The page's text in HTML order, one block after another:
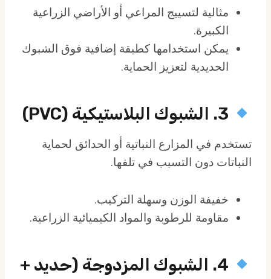
مثالية لتسييج المراعي أو الأراضي الزراعية
الكبيرة.
يمكن استخدامها كطبقة إضافية فوق الشبوك
الحديدية لتعزيز الحماية.
3. الشبوك البلاستيكية (PVC)
تستخدم في المزارع النباتية أو الحدائق لحماية
النباتات دون التسبب في تلفها.
خفيفة الوزن وسهلة التركيب.
مقاومة للرطوبة والمواد الكيميائية الزراعية.
4. الشبوك المزدوجة (حديد +